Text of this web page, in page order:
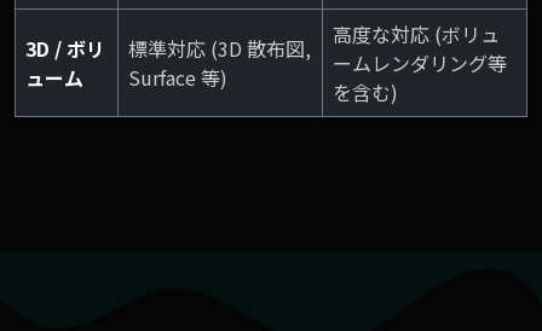
3D / ボリ
ューム
標準対応 (3D 散布図,
Surface 等)
高度な対応 (ボリュ
ームレンダリング等
を含む)